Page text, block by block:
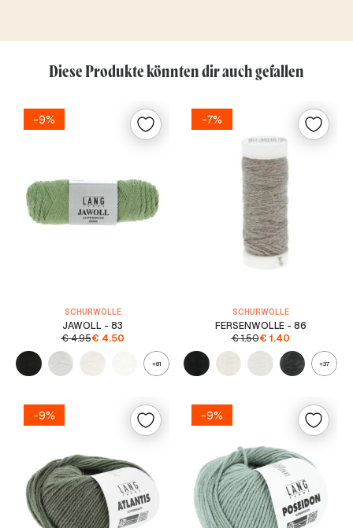
Diese Produkte könnten dir auch gefallen
-9%
SCHURWOLLE
JAWOLL - 83
€4.95€ 4.50
+81
-7%
SCHURWOLLE
FERSENWOLLE - 86
€1.50€ 1.40
+37
-9% -9%